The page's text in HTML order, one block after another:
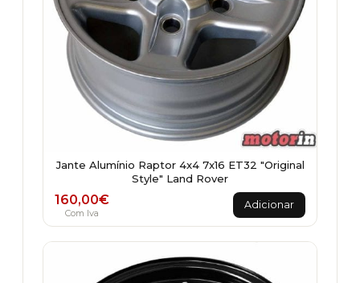
Jante Alumínio Raptor 4x4 7x16 ET32 "Original
Style" Land Rover
160,00€
Com Iva
Adicionar